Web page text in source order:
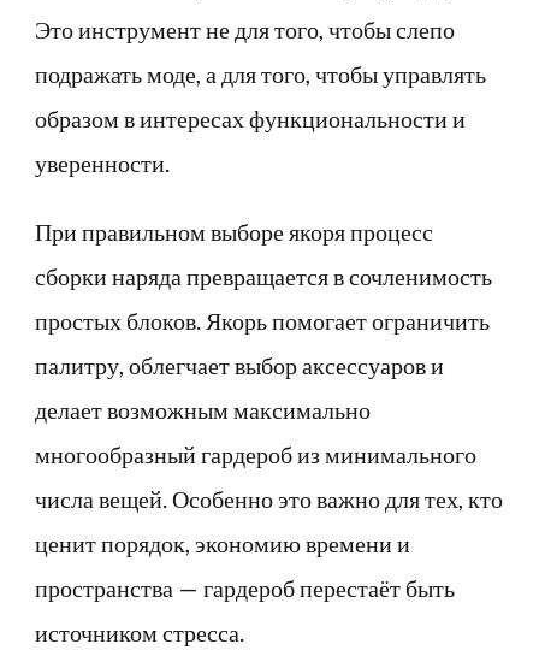
Это инструмент не для того, чтобы слепо
подражать моде, а для того, чтобы управлять
образом в интересах функциональности и
уверенности.
При правильном выборе якоря процесс
сборки наряда превращается в сочленимость
простых блоков. Якорь помогает ограничить
палитру, облегчает выбор аксессуаров и
делает возможным максимально
многообразный гардероб из минимального
числа вещей. Особенно это важно для тех, кто
ценит порядок, экономию времени и
пространства — гардероб перестаёт быть
источником стресса.